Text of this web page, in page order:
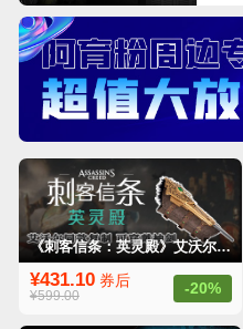
《刺客信条：英灵殿》艾沃尔同款复制 可穿戴袖剑 可穿戴袖剑
¥431.10券后
¥599.00 -20%